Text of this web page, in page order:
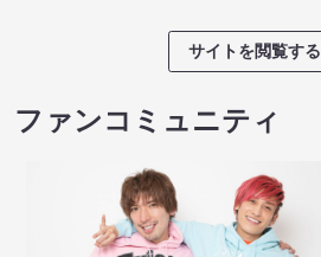
サイトを閲覧する
ファンコミュニティ